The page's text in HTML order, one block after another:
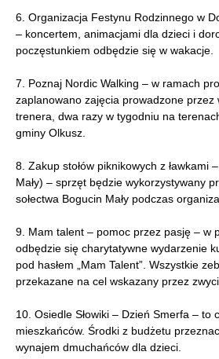
6. Organizacja Festynu Rodzinnego w
– koncertem, animacjami dla dzieci i
poczęstunkiem odbędzie się w wakacje.
7. Poznaj Nordic Walking – w ramach
zaplanowano zajęcia prowadzone przez
trenera, dwa razy w tygodniu na
gminy Olkusz.
8. Zakup stołów piknikowych z ławkami
Mały) – sprzęt będzie wykorzystywany
sołectwa Bogucin Mały podczas
9. Mam talent – pomoc przez pasję – w
odbędzie się charytatywne wydarzenie
pod hasłem „Mam Talent”. Wszystkie
przekazane na cel wskazany przez
10. Osiedle Słowiki – Dzień Smerfa – to
mieszkańców. Środki z budżetu
wynajem dmuchańców dla dzieci.